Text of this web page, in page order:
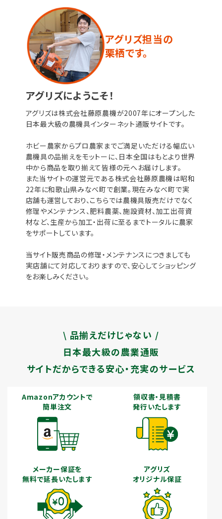
アグリズ担当の
栗栖です。
アグリズにようこそ！
アグリズは株式会社藤原農機が2007年にオープンした
日本最大級の農機具インターネット通販サイトです。
ホビー農家からプロ農家までご満足いただける幅広い
農機具の品揃えをモットーに、日本全国はもとより世界
中から商品を取り揃えて皆様の元へお届けします。
また当サイトの運営元である株式会社藤原農機は昭和
22年に和歌山県みなべ町で創業。現在みなべ町で実
店舗も運営しており、こちらでは農機具販売だけでなく
修理やメンテナンス、肥料農薬、施設資材、加工出荷資
材など、生産から加工・出荷に至るまでトータルに農家
をサポートしています。
当サイト販売商品の修理・メンテナンスにつきましても
実店舗にて対応しておりますので、安心してショッピング
をお楽しみください。
\ 品揃えだけじゃない /
日本最大級の農業通販
サイトだからできる安心・充実のサービス
Amazonアカウントで
簡単注文
領収書・見積書
発行いたします
メーカー保証を
無料で延長いたします
アグリズ
オリジナル保証